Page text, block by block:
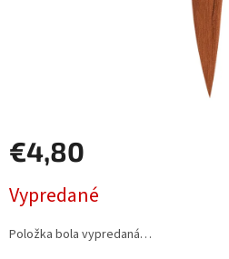
€4,80
cena:
Vypredané
Položka bola vypredaná…